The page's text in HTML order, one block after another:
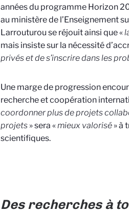
années du programme Horizon
au ministère de l’Enseignement
Larrouturou se réjouit ainsi que «
mais insiste sur la nécessité
privés et de s’inscrire dans les
Une marge de progression
recherche et coopération
coordonner plus de projets
projets» sera «mieux valorisé» à
scientifiques.
Des recherches à